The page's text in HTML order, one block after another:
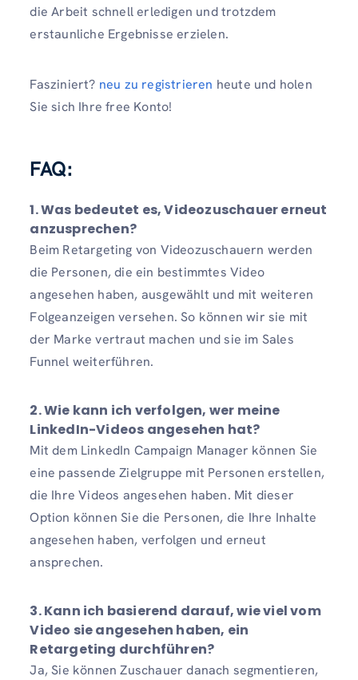
die Arbeit schnell erledigen und trotzdem
erstaunliche Ergebnisse erzielen.
Fasziniert? neu zu registrieren heute und holen
Sie sich Ihre free Konto!
FAQ:
1. Was bedeutet es, Videozuschauer erneut
anzusprechen?
Beim Retargeting von Videozuschauern werden
die Personen, die ein bestimmtes Video
angesehen haben, ausgewählt und mit weiteren
Folgeanzeigen versehen. So können wir sie mit
der Marke vertraut machen und sie im Sales
Funnel weiterführen.
2. Wie kann ich verfolgen, wer meine
LinkedIn-Videos angesehen hat?
Mit dem LinkedIn Campaign Manager können Sie
eine passende Zielgruppe mit Personen erstellen,
die Ihre Videos angesehen haben. Mit dieser
Option können Sie die Personen, die Ihre Inhalte
angesehen haben, verfolgen und erneut
ansprechen.
3. Kann ich basierend darauf, wie viel vom
Video sie angesehen haben, ein
Retargeting durchführen?
Ja, Sie können Zuschauer danach segmentieren,